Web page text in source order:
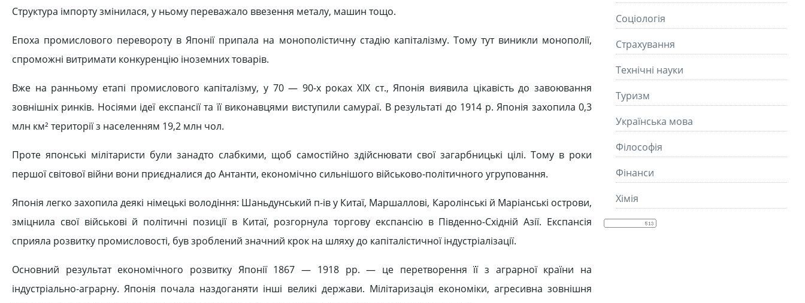
Структура імпорту змінилася, у ньому переважало ввезення металу, машин тощо.
Епоха промислового перевороту в Японії припала на монополістичну стадію капіталізму. Тому тут виникли монополії,
спроможні витримати конкуренцію іноземних товарів.
Вже на ранньому етапі промислового капіталізму, у 70 — 90-х роках XIX ст., Японія виявила цікавість до завоювання
зовнішніх ринків. Носіями ідеї експансії та її виконавцями виступили самураї. В результаті до 1914 р. Японія захопила 0,3
млн км² території з населенням 19,2 млн чол.
Проте японські мілітаристи були занадто слабкими, щоб самостійно здійснювати свої загарбницькі цілі. Тому в роки
першої світової війни вони приєдналися до Антанти, економічно сильнішого військово-політичного угруповання.
Японія легко захопила деякі німецькі володіння: Шаньдунський п-ів у Китаї, Маршаллові, Каролінські й Маріанські острови,
зміцнила свої військові й політичні позиції в Китаї, розгорнула торгову експансію в Південно-Східній Азії. Експансія
сприяла розвитку промисловості, був зроблений значний крок на шляху до капіталістичної індустріалізації.
Основний результат економічного розвитку Японії 1867 — 1918 pp. — це перетворення її з аграрної країни на
індустріально-аграрну. Японія почала наздоганяти інші великі держави. Мілітаризація економіки, агресивна зовнішня
Соціологія
Страхування
Технічні науки
Туризм
Українська мова
Філософія
Фінанси
Хімія